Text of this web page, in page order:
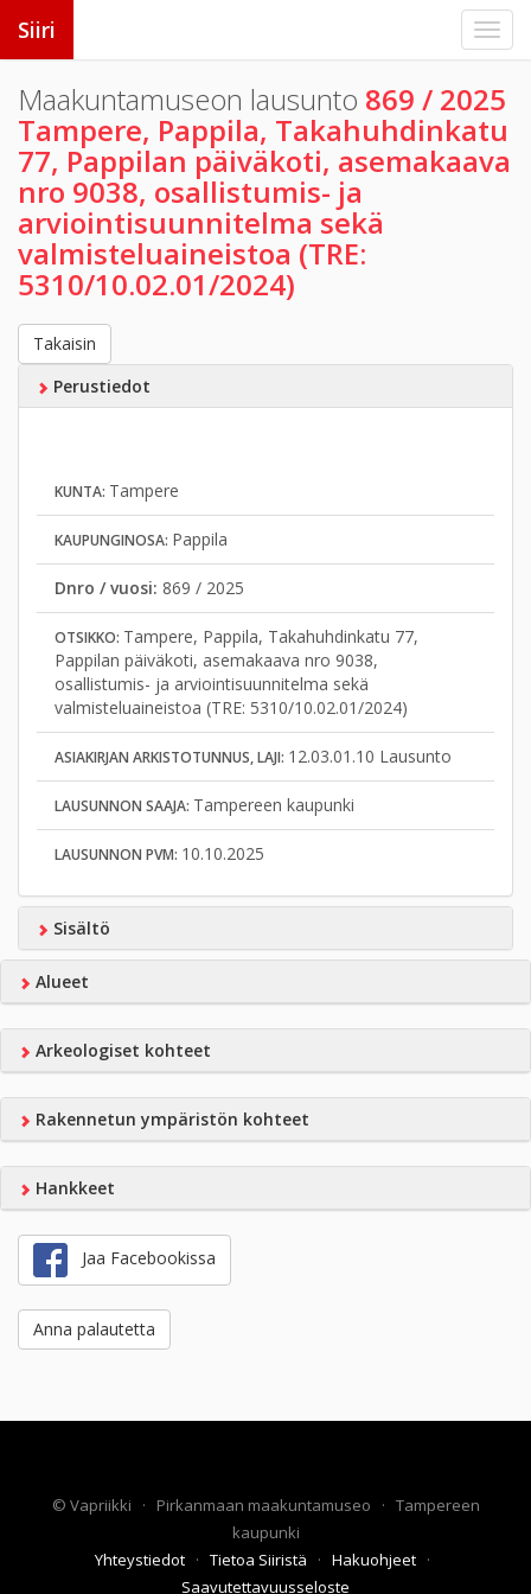
Siiri
Maakuntamuseon lausunto 869 / 2025
Tampere, Pappila, Takahuhdinkatu
77, Pappilan päiväkoti, asemakaava
nro 9038, osallistumis- ja
arviointisuunnitelma sekä
valmisteluaineistoa (TRE:
5310/10.02.01/2024)
Takaisin
Perustiedot
KUNTA: Tampere
KAUPUNGINOSA: Pappila
Dnro / vuosi: 869 / 2025
OTSIKKO: Tampere, Pappila, Takahuhdinkatu 77,
Pappilan päiväkoti, asemakaava nro 9038,
osallistumis- ja arviointisuunnitelma sekä
valmisteluaineistoa (TRE: 5310/10.02.01/2024)
ASIAKIRJAN ARKISTOTUNNUS, LAJI: 12.03.01.10 Lausunto
LAUSUNNON SAAJA: Tampereen kaupunki
LAUSUNNON PVM: 10.10.2025
Sisältö
Alueet
Arkeologiset kohteet
Rakennetun ympäristön kohteet
Hankkeet
Jaa Facebookissa
Anna palautetta
© Vapriikki · Pirkanmaan maakuntamuseo · Tampereen
kaupunki
Yhteystiedot · Tietoa Siiristä · Hakuohjeet ·
Saavutettavuusseloste